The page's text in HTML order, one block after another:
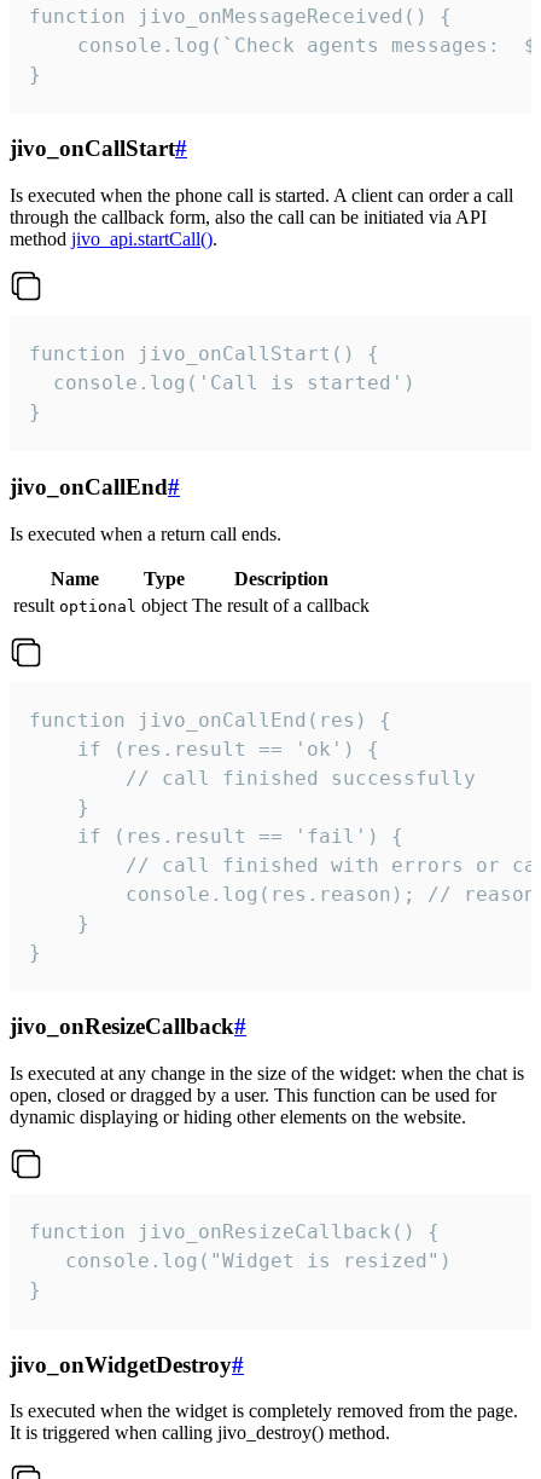
function jivo_onMessageReceived() {
}
jivo_onCallStart#
Is executed when the phone call is started. A client can order a call
through the callback form, also the call can be initiated via API
method jivo_api.startCall().
function jivo_onCallStart() {
  console.log('Call is started')
}
jivo_onCallEnd#
Is executed when a return call ends.
Name Type
Description
result optional object The result of a callback
function jivo_onCallEnd(res) {
    if (res.result == 'ok') {
        // call finished successfully
    }
    if (res.result == 'fail') {
// call finished with errors or
console.log(res.reason); //
    }
}
jivo_onResizeCallback#
Is executed at any change in the size of the widget: when the chat is
open, closed or dragged by a user. This function can be used for
dynamic displaying or hiding other elements on the website.
function jivo_onResizeCallback() {
   console.log("Widget is resized")
}
jivo_onWidgetDestroy#
Is executed when the widget is completely removed from the page.
It is triggered when calling jivo_destroy() method.